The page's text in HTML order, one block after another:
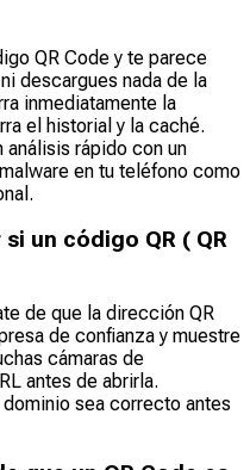
QR Code y te parece
descargues nada de la
inmediatamente la
el historial y la caché.
análisis rápido con un
en tu teléfono como
un código QR ( QR
de que la dirección QR
de confianza y muestre
cámaras de
antes de abrirla.
sea correcto antes